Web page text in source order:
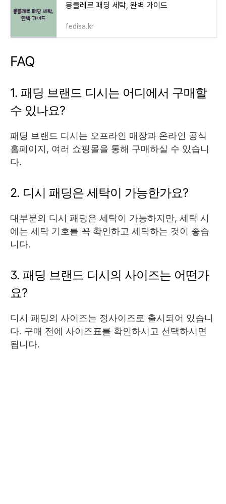
몽클레르 패딩 세탁, 완벽 가이드
fedisa.kr
FAQ
1. 패딩 브랜드 디시는 어디에서 구매할
수 있나요?
패딩 브랜드 디시는 오프라인 매장과 온라인 공식
홈페이지, 여러 쇼핑몰을 통해 구매하실 수 있습니
다.
2. 디시 패딩은 세탁이 가능한가요?
대부분의 디시 패딩은 세탁이 가능하지만, 세탁 시
에는 세탁 기호를 꼭 확인하고 세탁하는 것이 좋습
니다.
3. 패딩 브랜드 디시의 사이즈는 어떤가
요?
디시 패딩의 사이즈는 정사이즈로 출시되어 있습니
다. 구매 전에 사이즈표를 확인하시고 선택하시면
됩니다.